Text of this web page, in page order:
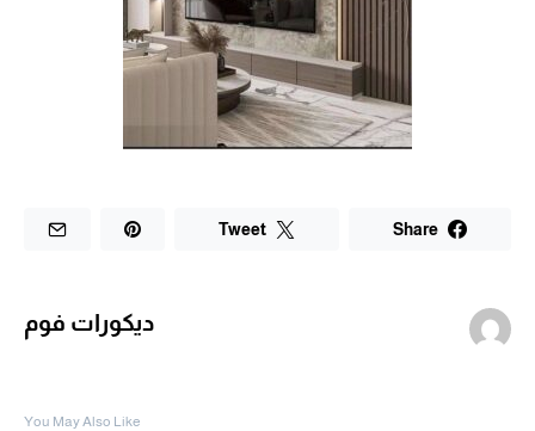
Share
Tweet
ديكورات فوم
You May Also Like